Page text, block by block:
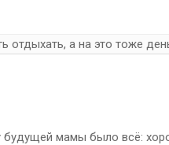
отдыхать, а на это тоже
будущей мамы было всё: